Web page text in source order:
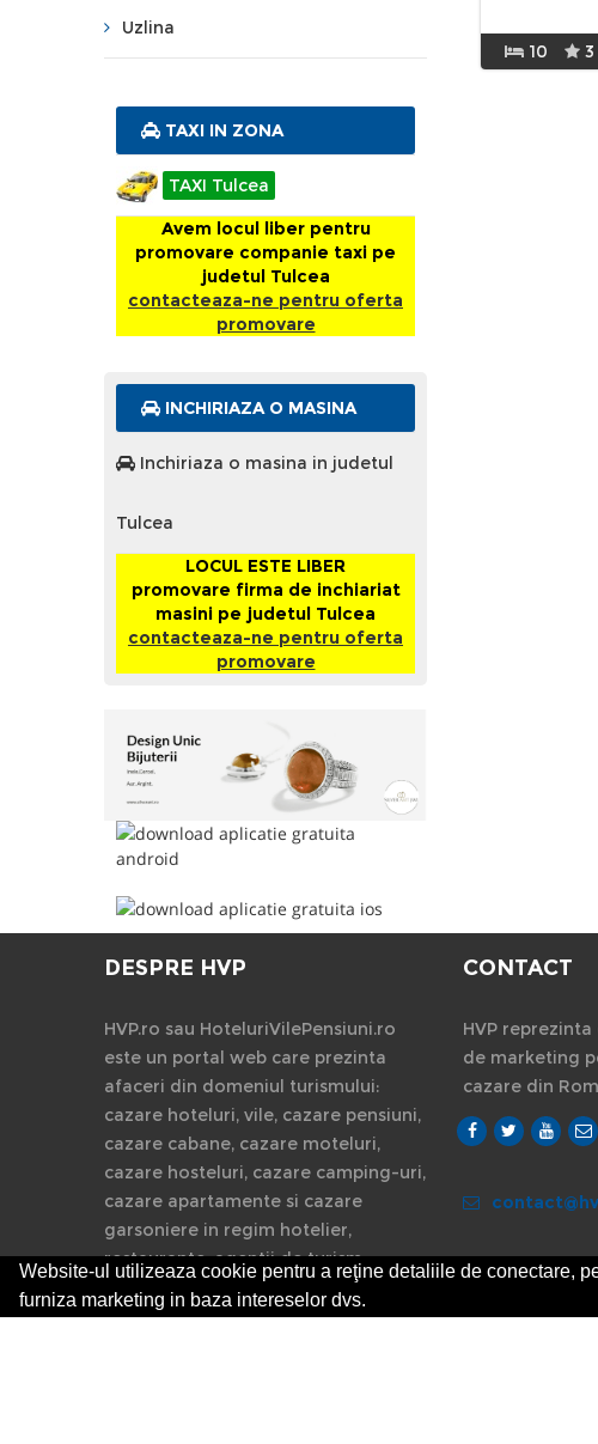
Website-ul utilizeaza cookie pentru a reţine detaliile de conectare,
furniza marketing in baza intereselor dvs.
Uzlina
TAXI IN ZONA
TAXI Tulcea
Avem locul liber pentru
promovare companie taxi pe
judetul Tulcea
contacteaza-ne pentru oferta
promovare
INCHIRIAZA O MASINA
Inchiriaza o masina in judetul
Tulcea
LOCUL ESTE LIBER
promovare firma de inchiariat
masini pe judetul Tulcea
contacteaza-ne pentru oferta
promovare
10 3
DESPRE HVP
HVP.ro sau HoteluriVilePensiuni.ro
este un portal web care prezinta
afaceri din domeniul turismului:
cazare hoteluri, vile, cazare pensiuni,
cazare cabane, cazare moteluri,
cazare hosteluri, cazare camping-uri,
cazare apartamente si cazare
garsoniere in regim hotelier,
restaurante, agentii de turism.
CONTACT
HVP
de marketing
cazare din